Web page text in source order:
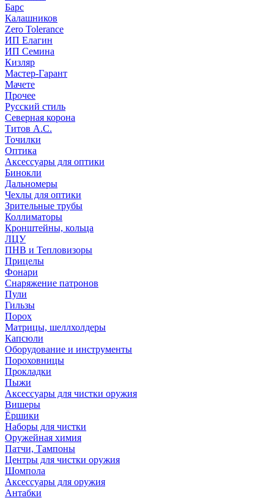
Барс
Калашников
Zero Tolerance
ИП Елагин
ИП Семина
Кизляр
Мастер-Гарант
Мачете
Прочее
Русский стиль
Северная корона
Титов А.С.
Точилки
Оптика
Аксессуары для оптики
Бинокли
Дальномеры
Чехлы для оптики
Зрительные трубы
Коллиматоры
Кронштейны, кольца
ЛЦУ
ПНВ и Тепловизоры
Прицелы
Фонари
Снаряжение патронов
Пули
Гильзы
Порох
Матрицы, шеллхолдеры
Капсюли
Оборудование и инструменты
Пороховницы
Прокладки
Пыжи
Аксессуары для чистки оружия
Вишеры
Ёршики
Наборы для чистки
Оружейная химия
Патчи, Тампоны
Центры для чистки оружия
Шомпола
Аксессуары для оружия
Антабки